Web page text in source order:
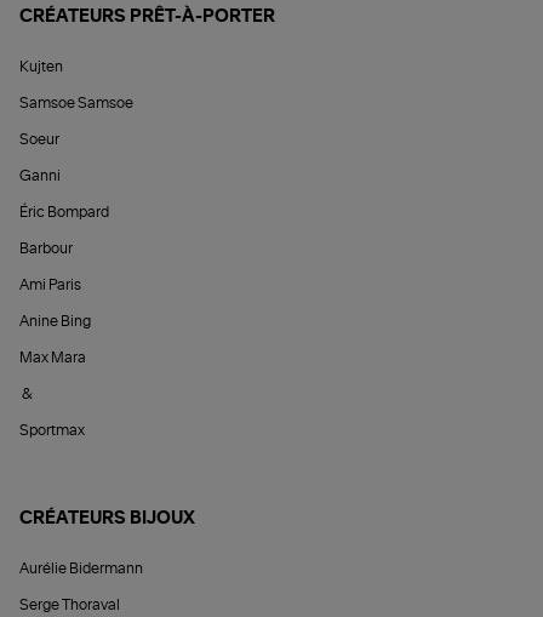
CRÉATEURS PRÊT-À-PORTER
Kujten
Samsoe Samsoe
Soeur
Ganni
Éric Bompard
Barbour
Ami Paris
Anine Bing
Max Mara
&
Sportmax
CRÉATEURS BIJOUX
Aurélie Bidermann
Serge Thoraval